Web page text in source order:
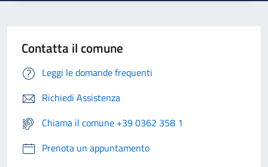
Contatta il comune
Leggi le domande frequenti
Richiedi Assistenza
Chiama il comune +39 0362 358 1
Prenota un appuntamento